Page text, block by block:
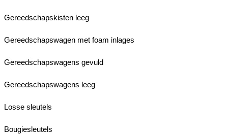
Gereedschapskisten leeg
Gereedschapswagen met foam inlages
Gereedschapswagens gevuld
Gereedschapswagens leeg
Losse sleutels
Bougiesleutels